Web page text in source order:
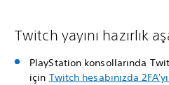
Twitch yayını hazırlık
PlayStation konsollarında
için Twitch hesabınızda